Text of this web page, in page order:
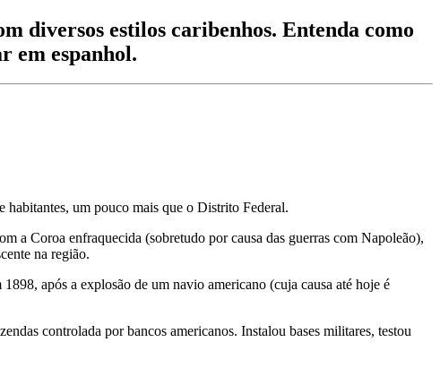
diversos estilos caribenhos. Entenda como
em espanhol.
habitantes, um pouco mais que o Distrito Federal.
a Coroa enfraquecida (sobretudo por causa das guerras com Napoleão),
na região.
após a explosão de um navio americano (cuja causa até hoje é
controlada por bancos americanos. Instalou bases militares, testou